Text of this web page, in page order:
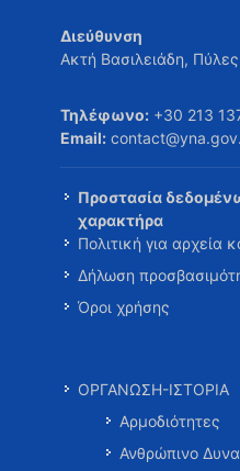
Διεύθυνση
Ακτή Βασιλειάδη,
Τηλέφωνο: +30 213
Email:
Προστασία
χαρακτήρα
Πολιτική για αρχεία
Δήλωση
Όροι χρήσης
ΟΡΓΑΝΩΣΗ-ΙΣΤΟΡΙΑ
Αρμοδιότητες
Ανθρώπινο